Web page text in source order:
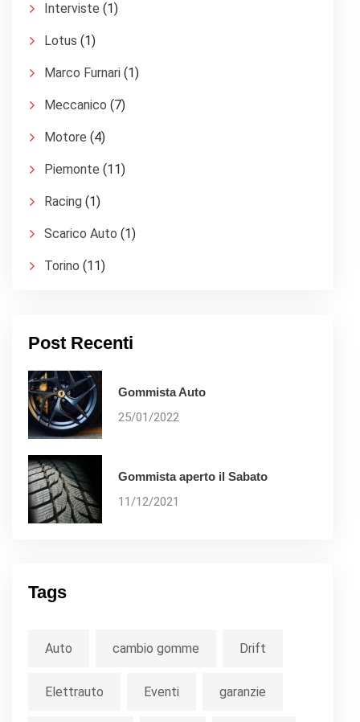
Interviste (1)
Lotus (1)
Marco Furnari (1)
Meccanico (7)
Motore (4)
Piemonte (11)
Racing (1)
Scarico Auto (1)
Torino (11)
Post Recenti
Gommista Auto
25/01/2022
Gommista aperto il Sabato
11/12/2021
Tags
Auto cambio gomme Drift
Elettrauto Eventi garanzie